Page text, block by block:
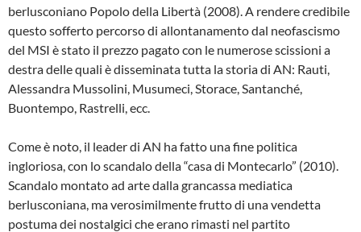
berlusconiano Popolo della Libertà (2008). A rendere credibile
questo sofferto percorso di allontanamento dal neofascismo
del MSI è stato il prezzo pagato con le numerose scissioni a
destra delle quali è disseminata tutta la storia di AN: Rauti,
Alessandra Mussolini, Musumeci, Storace, Santanché,
Buontempo, Rastrelli, ecc.
Come è noto, il leader di AN ha fatto una fine politica
ingloriosa, con lo scandalo della “casa di Montecarlo” (2010).
Scandalo montato ad arte dalla grancassa mediatica
berlusconiana, ma verosimilmente frutto di una vendetta
postuma dei nostalgici che erano rimasti nel partito